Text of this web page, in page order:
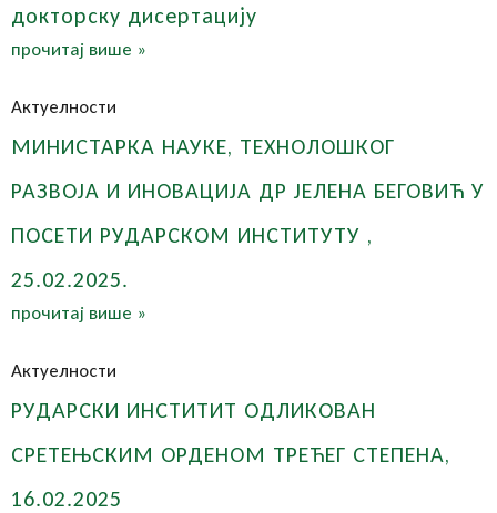
докторску дисертацију
прочитај више »
Актуелности
МИНИСТАРКА НАУКЕ, ТЕХНОЛОШКОГ
РАЗВОЈА И ИНОВАЦИЈА ДР ЈЕЛЕНА БЕГОВИЋ У
ПОСЕТИ РУДАРСКОМ ИНСТИТУТУ ,
25.02.2025.
прочитај више »
Актуелности
РУДАРСКИ ИНСТИТИТ ОДЛИКОВАН
СРЕТЕЊСКИМ ОРДЕНОМ ТРЕЋЕГ СТЕПЕНА,
16.02.2025